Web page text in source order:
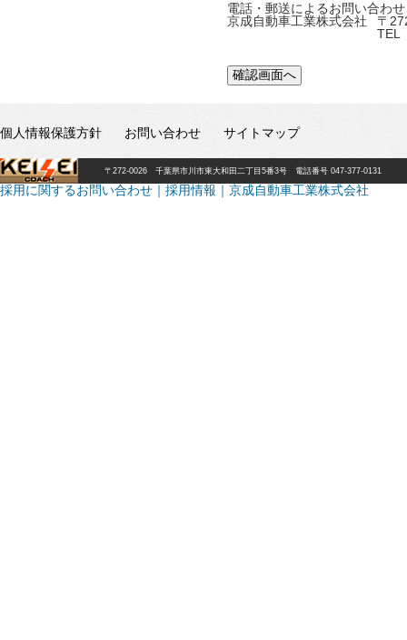
電話・郵送によるお問い合わ
京成自動車工業株式会社
〒
TEL
個人情報保護方針 お問い合わせ サイトマップ
〒272-0026 千葉県市川市東大和田二丁目5番3号 電話番号 047-377-0131
採用に関するお問い合わせ｜採用情報｜京成自動車工業株式会社